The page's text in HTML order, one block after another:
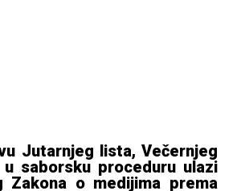
Jutarnjeg lista, Večernjeg
saborsku proceduru ulazi
Zakona o medijima prema